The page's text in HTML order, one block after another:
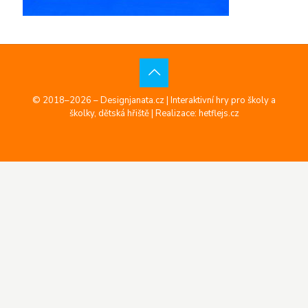
© 2018–2026 – Designjanata.cz | Interaktivní hry pro školy a
školky, dětská hřiště | Realizace: hetflejs.cz